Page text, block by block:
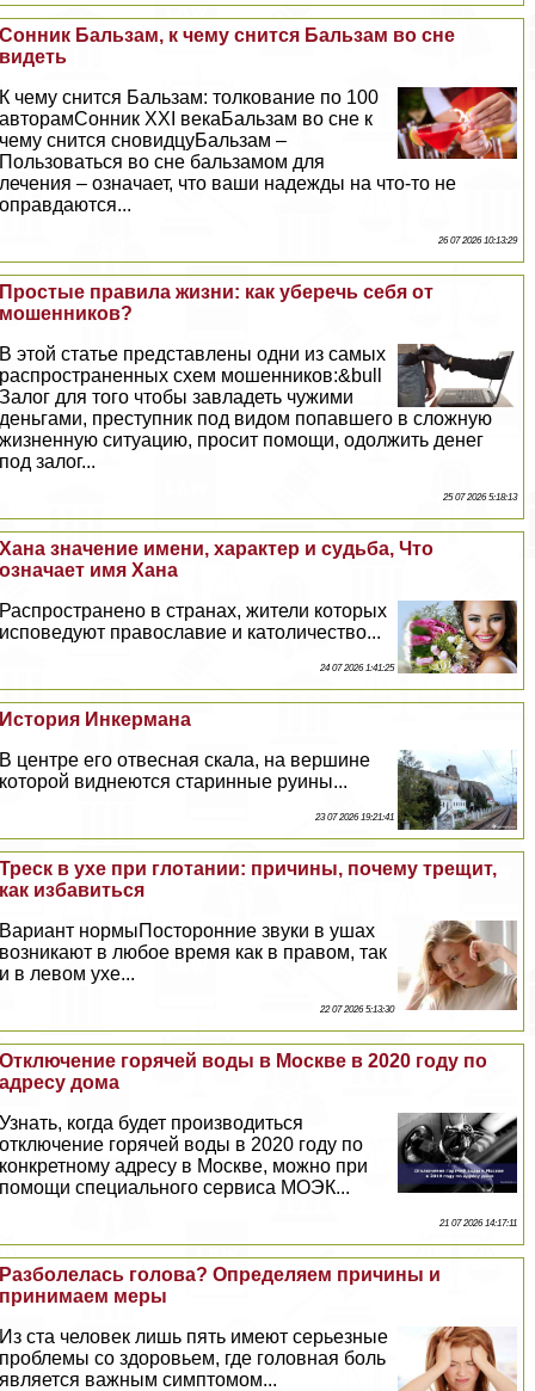
Сонник Бальзам, к чему снится Бальзам во сне
видеть
К чему снится Бальзам: толкование по 100
авторамСонник XXI векаБальзам во сне к
чему снится сновидцуБальзам –
Пользоваться во сне бальзамом для
лечения – означает, что ваши надежды на что-то не
оправдаются...
26 07 2026 10:13:29
Простые правила жизни: как уберечь себя от
мошенников?
В этой статье представлены одни из самых
распространенных схем мошенников:&bull
Залог для того чтобы завладеть чужими
деньгами, преступник под видом попавшего в сложную
жизненную ситуацию, просит помощи, одолжить денег
под залог...
25 07 2026 5:18:13
Хана значение имени, хаpaктер и судьба, Что
означает имя Хана
Распространено в странах, жители которых
исповедуют православие и католичество...
24 07 2026 1:41:25
История Инкермана
В центре его отвесная скала, на вершине
которой виднеются старинные руины...
23 07 2026 19:21:41
Треск в ухе при глотании: причины, почему трещит,
как избавиться
Вариант нормыПосторонние звуки в ушах
возникают в любое время как в правом, так
и в левом ухе...
22 07 2026 5:13:30
Отключение горячей воды в Москве в 2020 году по
адресу дома
Узнать, когда будет производиться
отключение горячей воды в 2020 году по
конкретному адресу в Москве, можно при
помощи специального сервиса МОЭК...
21 07 2026 14:17:11
Разболелась голова? Определяем причины и
принимаем меры
Из ста человек лишь пять имеют серьезные
проблемы со здоровьем, где головная боль
является важным симптомом...